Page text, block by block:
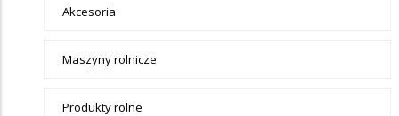
Akcesoria
Maszyny rolnicze
Produkty rolne